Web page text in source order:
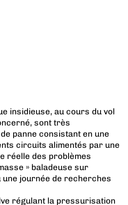
insidieuse, au cours du vol
sont très
panne consistant en une
circuits alimentés par une
réelle des problèmes
» baladeuse sur
une journée de recherches
régulant la pressurisation